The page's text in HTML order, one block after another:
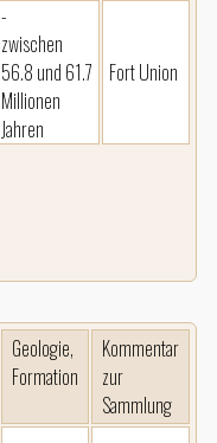
-
zwischen
56.8 und 61.7
Millionen
Jahren
Fort Union
Geologie,
Formation
Kommentar
zur
Sammlung